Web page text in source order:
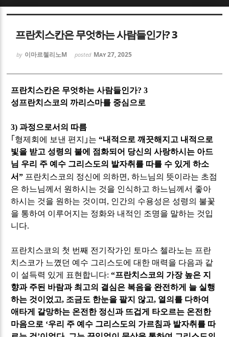
프란치스칸은 무엇하는 사람들인가? 3
by 이마르첼리노M posted May 27, 2025
프란치스칸은 무엇하는 사람들인가? 3
성프란치스코의 까리스마를 중심으로
3)과정으로서의 따름
｢ 형제회에 보낸 편지 ｣는“내적으로 깨끗해지고 내적으로
빛을 받고 성령의 불에 점화되어 당신의 사랑하시는 아드
님 우리 주 예수 그리스도의 발자취를 따를 수 있게 하소
서” 프란치스코의 정신에 의하면 ,하느님의 뜻이라는 초점
은 하느님께서 원하시는 것을 인식하고 하느님께서 좋아
하시는 것을 원하는 것이며 , 인간의 수용성은 성령의 불꽃
을 통하여 이루어지는 정화와 내적인 조명을 말하는 것입
니다.
프란치스코의 첫 번째 전기작가인 토마스 첼라노는 프란
치스코가 느꼈던 예수 그리스도에 대한 매력을 다음과 같
이 설득력 있게 표현합니다:“프란치스코의 가장 높은 지
향과 주된 바람과 최고의 결심은 복음을 완전하게 늘 실행
하는 것이었고, 조금도 한눈을 팔지 않고, 열의를 다하여
애타게 갈망하는 온전한 정신과 뜨겁게 타오르는 온전한
마음으로 ‘우리 주 예수 그리스도의 가르침과 발자취를 따
Sketchbook5, 스케치북5
Sketchbook5, 스케치북5
Sketchbook5, 스케치북5
Sketchbook5, 스케치북5